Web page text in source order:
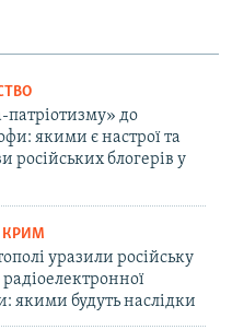
патріотизму» до
якими є настрої та
російських блогерів у
КРИМ
уразили російську
якими будуть наслідки